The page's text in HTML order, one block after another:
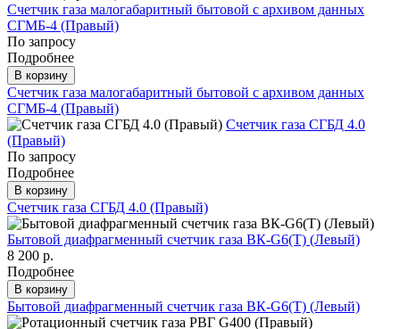
Счетчик газа малогабаритный бытовой с архивом данных
СГМБ-4 (Правый)
По запросу
Подробнее
В корзину
Счетчик газа малогабаритный бытовой с архивом данных
СГМБ-4 (Правый)
Счетчик газа СГБД 4.0
(Правый)
По запросу
Подробнее
В корзину
Счетчик газа СГБД 4.0 (Правый)
Бытовой диафрагменный счетчик газа ВК-G6(Т) (Левый)
8 200 р.
Подробнее
В корзину
Бытовой диафрагменный счетчик газа ВК-G6(Т) (Левый)